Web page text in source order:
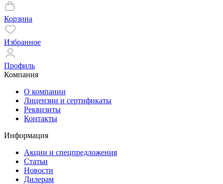
Корзина
Избранное
Профиль
Компания
О компании
Лицензии и сертификаты
Реквизиты
Контакты
Информация
Акции и спецпредложения
Статьи
Новости
Дилерам